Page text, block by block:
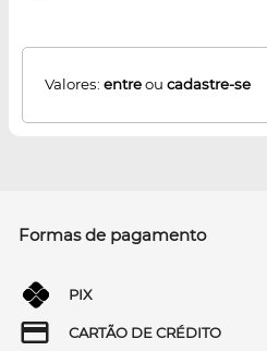
Valores: entreou cadastre-se
Formas de pagamento
PIX
CARTÃO DE CRÉDITO